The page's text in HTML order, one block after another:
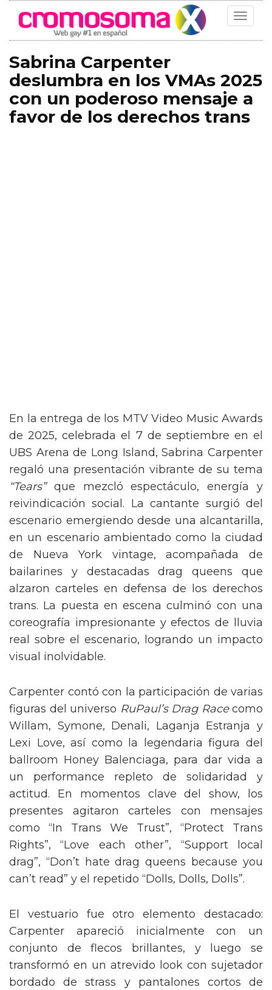
Toggle
Sabrina Carpenter
deslumbra en los VMAs 2025
con un poderoso mensaje a
favor de los derechos trans
En la entrega de los MTV Video Music Awards
de 2025, celebrada el 7 de septiembre en el
UBS Arena de Long Island, Sabrina Carpenter
regaló una presentación vibrante de su tema
“Tears”que mezcló espectáculo, energía y
reivindicación social. La cantante surgió del
escenario emergiendo desde una alcantarilla,
en un escenario ambientado como la ciudad
de Nueva York vintage, acompañada de
bailarines y destacadas drag queens que
alzaron carteles en defensa de los derechos
trans. La puesta en escena culminó con una
coreografía impresionante y efectos de lluvia
real sobre el escenario, logrando un impacto
visual inolvidable.
Carpenter contó con la participación de varias
figuras del universo RuPaul’s Drag Racecomo
Willam, Symone, Denali, Laganja Estranja y
Lexi Love, así como la legendaria figura del
ballroom Honey Balenciaga, para dar vida a
un performance repleto de solidaridad y
actitud. En momentos clave del show, los
presentes agitaron carteles con mensajes
como “In Trans We Trust”, “Protect Trans
Rights”, “Love each other”, “Support local
drag”, “Don’t hate drag queens because you
can’t read” y el repetido “Dolls, Dolls, Dolls”.
El vestuario fue otro elemento destacado:
Carpenter apareció inicialmente con un
conjunto de flecos brillantes, y luego se
transformó en un atrevido look con sujetador
bordado de strass y pantalones cortos de